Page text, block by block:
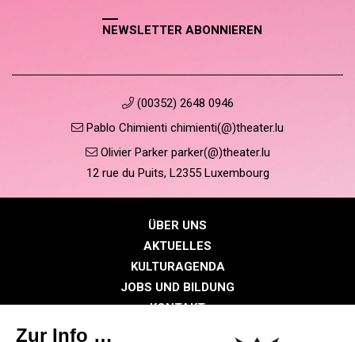
NEWSLETTER ABONNIEREN
(00352) 2648 0946
Pablo Chimienti chimienti(@)theater.lu
Olivier Parker parker(@)theater.lu
12 rue du Puits, L2355 Luxembourg
ÜBER UNS
AKTUELLES
KULTURAGENDA
JOBS UND BILDUNG
KONTAKT